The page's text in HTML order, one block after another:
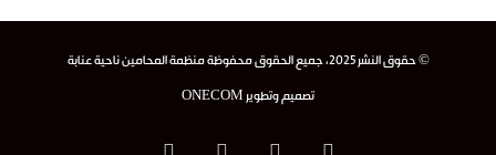
© حقوق النشر 2025، جميع الحقوق محفوظة منظمة المحامين ناحية عنابة
تصميم وتطوير ONECOM